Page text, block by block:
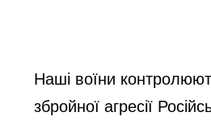
Наші воїни
збройної агресії